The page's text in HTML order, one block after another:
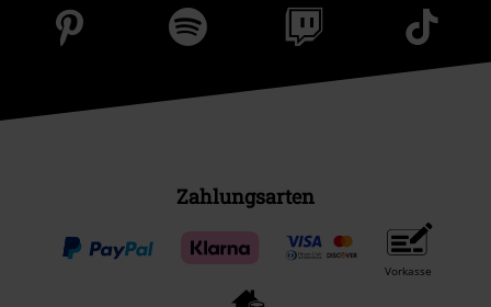
Zahlungsarten
Vorkasse